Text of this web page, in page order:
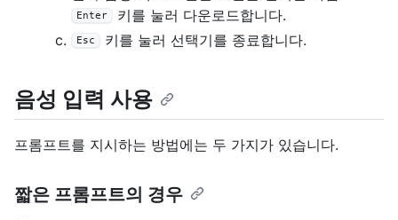
Enter 키를 눌러 다운로드합니다.
Esc 키를 눌러 선택기를 종료합니다.
음성 입력 사용
프롬프트를 지시하는 방법에는 두 가지가 있습니다.
짧은 프롬프트의 경우